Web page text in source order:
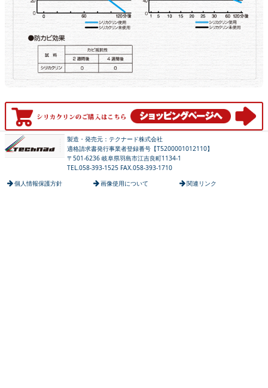
製造・発売元：テクナード株式会社
適格請求書発行事業者登録番号【T5200001012110】
〒501-6236 岐阜県羽島市江吉良町1134-1
TEL.058-393-1525 FAX.058-393-1710
個人情報保護方針
画像使用について 関連リンク